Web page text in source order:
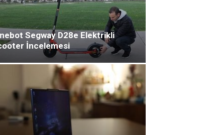
Segway D28e Elektrikli
İncelemesi